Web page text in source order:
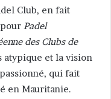
Club, en fait
Padel
des Clubs de
atypique et la vision
qui fait
en Mauritanie.